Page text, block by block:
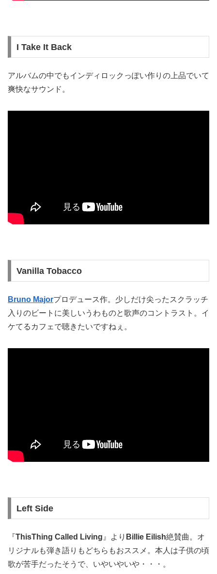
I Take It Back
アルバムの中でもインディロックっぽい作りの上品でいて
爽快なサウンド。
Vanilla Tobacco
Bruno Majorプロデュース作。少しだけ尖ったスクラッチ
入りのビートに美しいうわものと歌声のコントラスト。イ
ケてるカフェで聴きたいですねぇ。
Left Side
『ThisThing Called Living 』より Billie Eilish絶賛曲。オ
リジナルも弾き語りもどちらもおススメ。本人は子供の頃
歌が苦手だったそうで、いやいやいや・・・。